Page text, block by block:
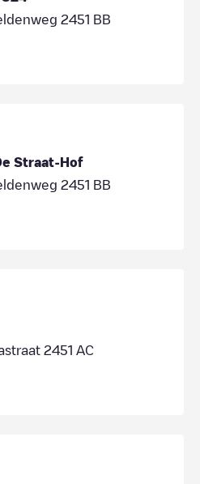
2451 BB
Straat-Hof
2451 BB
2451 AC